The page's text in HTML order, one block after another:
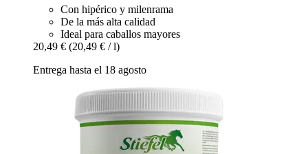
Con hipérico y milenrama
De la más alta calidad
Ideal para caballos mayores
20,49 € (20,49 € / l)
Entrega hasta el 18 agosto